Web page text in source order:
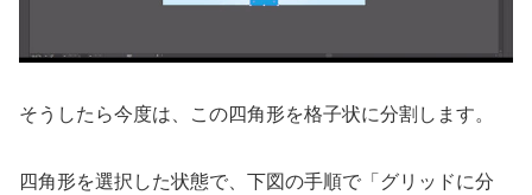
そうしたら今度は、この四角形を格子状に分割します。
四角形を選択した状態で、下図の手順で「グリッドに分